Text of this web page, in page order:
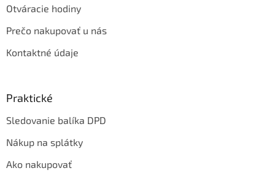
Otváracie hodiny
Prečo nakupovať u nás
Kontaktné údaje
Praktické
Sledovanie balíka DPD
Nákup na splátky
Ako nakupovať